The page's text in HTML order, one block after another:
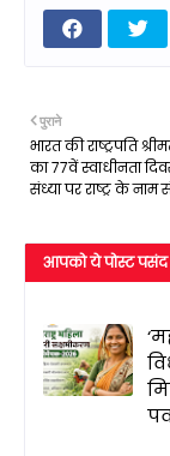
पुराने
भारत की राष्ट्रपति
का 77वें स्वाधीनता
संध्या पर राष्ट्र के नाम
आपको ये पोस्ट